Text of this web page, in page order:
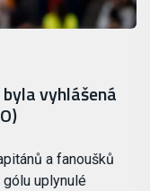
vyhlášená
a fanoušků
gólu uplynulé